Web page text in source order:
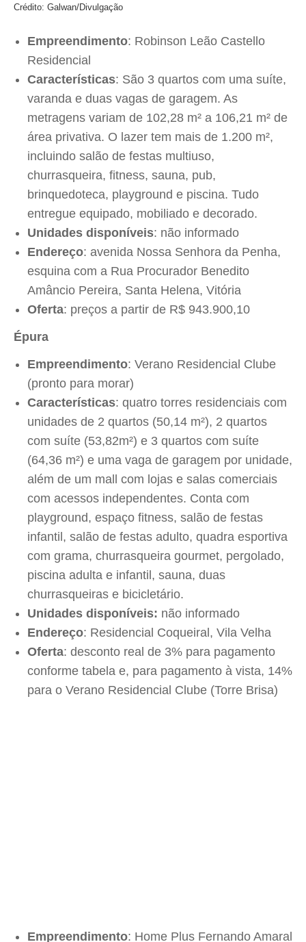
Crédito: Galwan/Divulgação
Empreendimento: Robinson Leão Castello
Residencial
Características: São 3 quartos com uma suíte,
varanda e duas vagas de garagem. As
metragens variam de 102,28 m² a 106,21 m² de
área privativa. O lazer tem mais de 1.200 m²,
incluindo salão de festas multiuso,
churrasqueira, fitness, sauna, pub,
brinquedoteca, playground e piscina. Tudo
entregue equipado, mobiliado e decorado.
Unidades disponíveis: não informado
Endereço: avenida Nossa Senhora da Penha,
esquina com a Rua Procurador Benedito
Amâncio Pereira, Santa Helena, Vitória
Oferta: preços a partir de R$ 943.900,10
Épura
Empreendimento: Verano Residencial Clube
(pronto para morar)
Características: quatro torres residenciais com
unidades de 2 quartos (50,14 m²), 2 quartos
com suíte (53,82m²) e 3 quartos com suíte
(64,36 m²) e uma vaga de garagem por unidade,
além de um mall com lojas e salas comerciais
com acessos independentes. Conta com
playground, espaço fitness, salão de festas
infantil, salão de festas adulto, quadra esportiva
com grama, churrasqueira gourmet, pergolado,
piscina adulta e infantil, sauna, duas
churrasqueiras e bicicletário.
Unidades disponíveis: não informado
Endereço: Residencial Coqueiral, Vila Velha
Oferta: desconto real de 3% para pagamento
conforme tabela e, para pagamento à vista, 14%
para o Verano Residencial Clube (Torre Brisa)
Empreendimento: Home Plus Fernando Amaral